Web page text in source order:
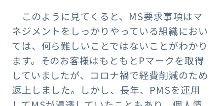
このように見てくると、MS要求事項はマ
ネジメントをしっかりやっている組織におい
ては、何ら難しいことではないことがわかり
ます。そのお客様はもともとPマークを取得
していましたが、コロナ禍で経費削減のため
返上しました。しかし、長年、PMSを運用